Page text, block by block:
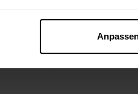
Helinox
Savanna,